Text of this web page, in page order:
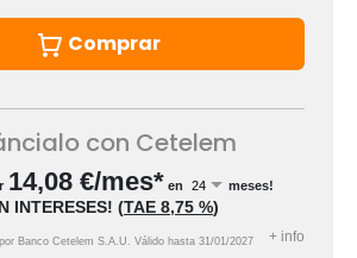
Comprar
con Cetelem
14,08 €/mes* en meses!
INTERESES! (TAE 8,75 %)
Banco Cetelem S.A.U. Válido hasta 31/01/2027 + info